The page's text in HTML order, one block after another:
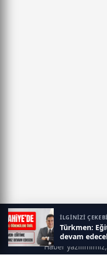
İLGİNİZİ
Türkmen:
devam
Gaziantep
Haber